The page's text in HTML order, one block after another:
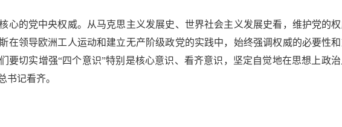
的党中央权威。从马克思主义发展史、世界社会主义发展史看，维护党的
在领导欧洲工人运动和建立无产阶级政党的实践中，始终强调权威的必要性
要切实增强“四个意识”特别是核心意识、看齐意识，坚定自觉地在思想上政
书记看齐。